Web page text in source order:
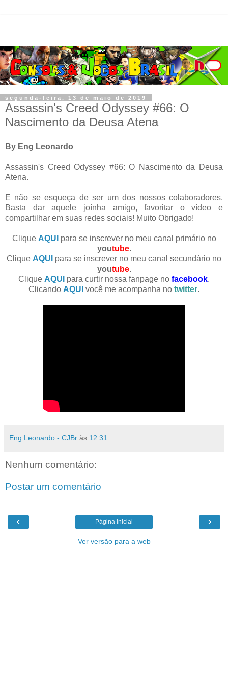
segunda-feira, 13 de maio de 2019
Assassin's Creed Odyssey #66: O
Nascimento da Deusa Atena
By Eng Leonardo
Assassin's Creed Odyssey #66: O Nascimento da Deusa
Atena.
E não se esqueça de ser um dos nossos colaboradores.
Basta dar aquele joínha amigo, favoritar o vídeo e
compartilhar em suas redes sociais! Muito Obrigado!
Clique AQUI para se inscrever no meu canal primário no
youtube.
Clique AQUI para se inscrever no meu canal secundário no
youtube.
Clique AQUI para curtir nossa fanpage no facebook.
Clicando AQUI você me acompanha no twitter.
Eng Leonardo - CJBr às 12:31
Nenhum comentário:
Postar um comentário
‹ ›
Página inicial
Ver versão para a web